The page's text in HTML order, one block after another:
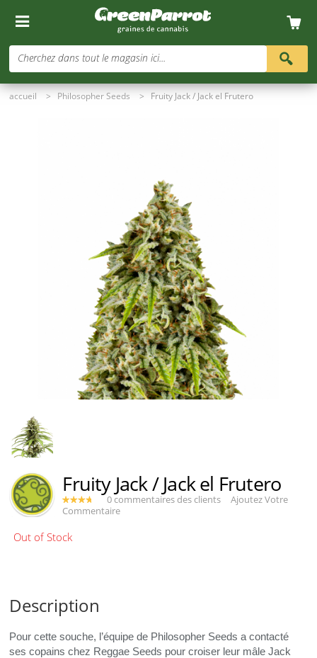
Cherchez dans tout le magasin ici...
accueil > Philosopher Seeds > Fruity Jack / Jack el Frutero
Fruity Jack / Jack el Frutero
0 commentaires des clients
Ajoutez Votre
Commentaire
Description
Pour cette souche, l’équipe de Philosopher Seeds a contacté
ses copains chez Reggae Seeds pour croiser leur mâle Jack